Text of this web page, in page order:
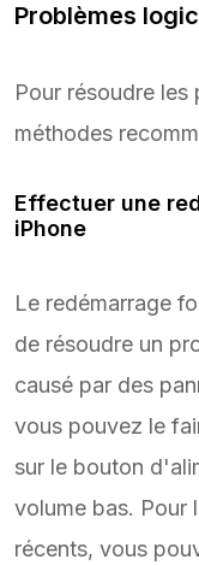
Problèmes
Pour résoudre
méthodes
Effectuer une
iPhone
Le redémarrage
de résoudre un
causé par des
vous pouvez le
sur le bouton
volume bas. Pour
récents, vous